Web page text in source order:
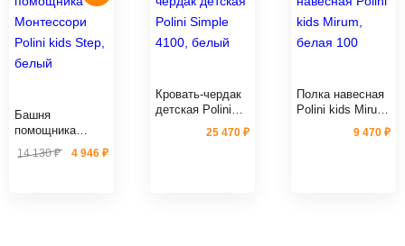
Башня
помощника
Polini kids Step,
14 130 ₽ 4 946 ₽
Кровать-чердак
детская Polini
25 470 ₽
Полка навесная
Polini kids Mirum,
9 470 ₽